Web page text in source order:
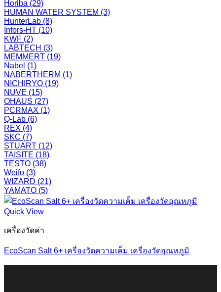
Horiba (29)
HUMAN WATER SYSTEM (3)
HunterLab (8)
Infors-HT (10)
KWF (2)
LABTECH (3)
MEMMERT (19)
Nabel (1)
NABERTHERM (1)
NICHIRYO (19)
NUVE (15)
OHAUS (27)
PCRMAX (1)
Q-Lab (6)
REX (4)
SKC (7)
STUART (12)
TAISITE (18)
TESTO (38)
Weifo (3)
WIZARD (21)
YAMATO (5)
Quick View
เครื่องวัดค่า
EcoScan Salt 6+ เครื่องวัดความเค็ม เครื่องวัดอุณหภูมิ